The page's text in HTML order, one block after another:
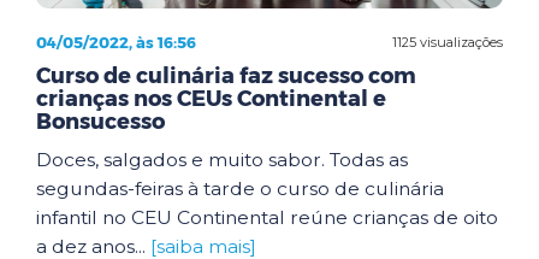
1125 visualizações
04/05/2022, às 16:56
Curso de culinária faz sucesso com
crianças nos CEUs Continental e
Bonsucesso
Doces, salgados e muito sabor. Todas as
segundas-feiras à tarde o curso de culinária
infantil no CEU Continental reúne crianças de oito
a dez anos... [saiba mais]